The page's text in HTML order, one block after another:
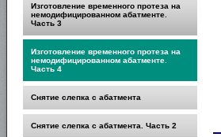
Изготовление временного протеза на
немодифицированном абатменте.
Часть 3
Изготовление временного протеза на
немодифицированном абатменте.
Часть 4
Снятие слепка с абатмента
Снятие слепка с абатмента. Часть 2